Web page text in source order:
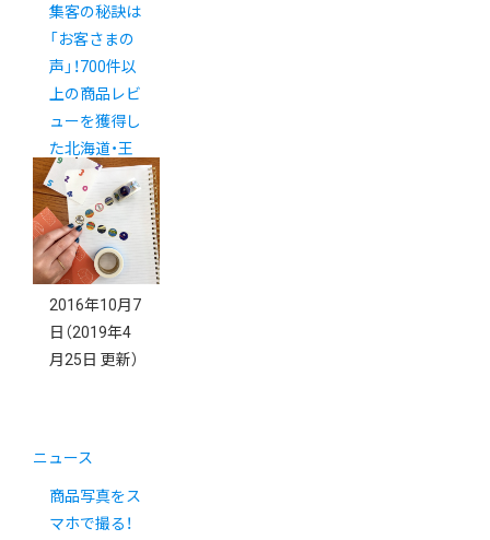
集客の秘訣は
「お客さまの
声」！700件以
上の商品レビ
ューを獲得し
た北海道・王
様のパンの挑
戦
2016年10月7
日 （2019年4
月25日 更新）
ニュース
商品写真をス
マホで撮る！